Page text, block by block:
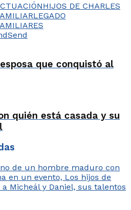
HIJOS DE CHARLES
LEGADO
Send
que conquistó al
quién está casada y su